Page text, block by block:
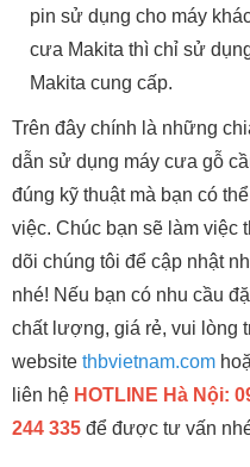
pin sử dụng cho máy
cưa Makita thì chỉ sử
Makita cung cấp.
Trên đây chính là những
dẫn sử dụng máy cưa gỗ
đúng kỹ thuật mà bạn có
việc. Chúc bạn sẽ làm việc
dõi chúng tôi để cập nhật
nhé! Nếu bạn có nhu cầu
chất lượng, giá rẻ, vui lòng
website thbvietnam.com
liên hệ HOTLINE Hà Nội:
244 335 để được tư vấn